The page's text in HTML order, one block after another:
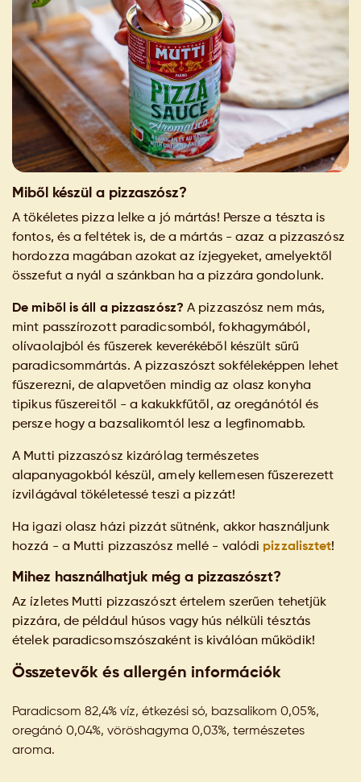
Miből készül a pizzaszósz?
A tökéletes pizza lelke a jó mártás! Persze a tészta is
fontos, és a feltétek is, de a mártás - azaz a pizzaszósz
hordozza magában azokat az ízjegyeket, amelyektől
összefut a nyál a szánkban ha a pizzára gondolunk.
De miből is áll a pizzaszósz? A pizzaszósz nem más,
mint passzírozott paradicsomból, fokhagymából,
olívaolajból és fűszerek keverékéből készült sűrű
paradicsommártás. A pizzaszószt sokféleképpen lehet
fűszerezni, de alapvetően mindig az olasz konyha
tipikus fűszereitől - a kakukkfűtől, az oregánótól és
persze hogy a bazsalikomtól lesz a legfinomabb.
A Mutti pizzaszósz kizárólag természetes
alapanyagokból készül, amely kellemesen fűszerezett
ízvilágával tökéletessé teszi a pizzát!
Ha igazi olasz házi pizzát sütnénk, akkor használjunk
hozzá - a Mutti pizzaszósz mellé - valódi pizzalisztet!
Mihez használhatjuk még a pizzaszószt?
Az ízletes Mutti pizzaszószt értelem szerűen tehetjük
pizzára, de például húsos vagy hús nélküli tésztás
ételek paradicsomszószaként is kiválóan működik!
Összetevők és allergén információk
Paradicsom 82,4% víz, étkezési só, bazsalikom 0,05%,
oregánó 0,04%, vöröshagyma 0,03%, természetes
aroma.